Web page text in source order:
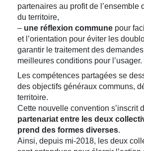
partenaires au profit de l’ensemble
du territoire,
– une réflexion commune pour
et l’orientation pour éviter les
garantir le traitement des
meilleures conditions pour l’usager.
Les compétences partagées se
des objectifs généraux communs,
territoire.
Cette nouvelle convention s’inscrit
partenariat entre les deux
prend des formes diverses.
Ainsi, depuis mi-2018, les deux